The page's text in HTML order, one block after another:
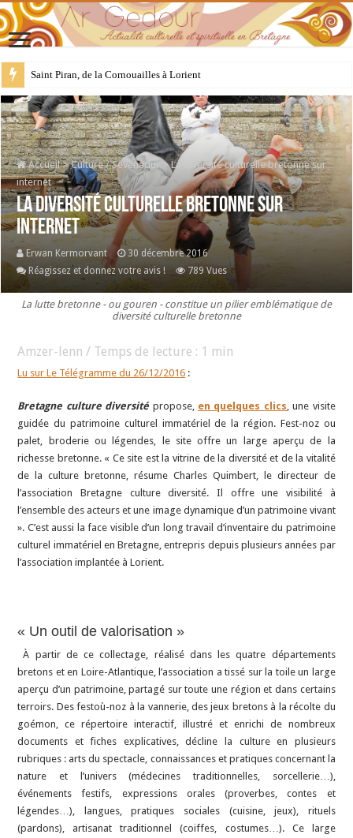
Saint Piran, de la Cornouailles à Lorient
28 juillet : Saint Samson de Dol, père de la Bretagne chrétienne
Accueil > Culture / Sevenadur > La diversité culturelle bretonne sur
internet
La diversité culturelle bretonne sur
internet
Erwan Kermorvant
30 décembre 2016
Réagissez et donnez votre avis !
789 Vues
La lutte bretonne - ou gouren - constitue un pilier emblématique de
diversité culturelle bretonne
Amzer-lenn / Temps de lecture : 1 min
Lu sur Le Télégramme du 26/12/2016 :
Bretagne culture diversitépropose, en quelques clics , une visite
guidée du patrimoine culturel immatériel de la région. Fest-noz ou
palet, broderie ou légendes, le site offre un large aperçu de la
richesse bretonne. « Ce site est la vitrine de la diversité et de la vitalité
de la culture bretonne, résume Charles Quimbert, le directeur de
l’association Bretagne culture diversité. Il offre une visibilité à
l’ensemble des acteurs et une image dynamique d’un patrimoine vivant
». C’est aussi la face visible d’un long travail d’inventaire du patrimoine
culturel immatériel en Bretagne, entrepris depuis plusieurs années par
l’association implantée à Lorient.
« Un outil de valorisation »
À partir de ce collectage, réalisé dans les quatre départements
bretons et en Loire-Atlantique, l’association a tissé sur la toile un large
aperçu d’un patrimoine, partagé sur toute une région et dans certains
terroirs. Des festoù-noz à la vannerie, des jeux bretons à la récolte du
goémon, ce répertoire interactif, illustré et enrichi de nombreux
documents et fiches explicatives, décline la culture en plusieurs
rubriques : arts du spectacle, connaissances et pratiques concernant la
nature et l’univers (médecines traditionnelles, sorcellerie…),
événements festifs, expressions orales (proverbes, contes et
légendes…), langues, pratiques sociales (cuisine, jeux), rituels
(pardons), artisanat traditionnel (coiffes, costumes…). Ce large